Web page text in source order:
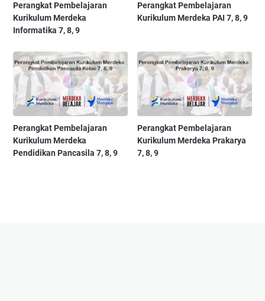
Perangkat Pembelajaran
Kurikulum Merdeka
Informatika 7, 8, 9
Perangkat Pembelajaran
Kurikulum Merdeka PAI 7, 8, 9
Perangkat Pembelajaran
Kurikulum Merdeka
Pendidikan Pancasila 7, 8, 9
Perangkat Pembelajaran
Kurikulum Merdeka Prakarya
7, 8, 9